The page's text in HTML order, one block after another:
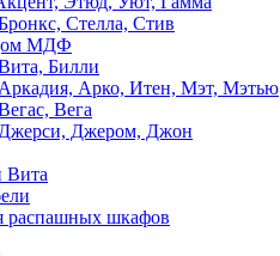
Стелла, Стив
МДФ
Билли
Арко, Итен, Мэт, Мэтью
Вега
Джером, Джон
Вита
распашных шкафов